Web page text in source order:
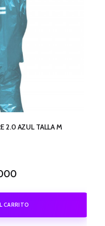
2.0 AZUL TALLA M
CARRITO